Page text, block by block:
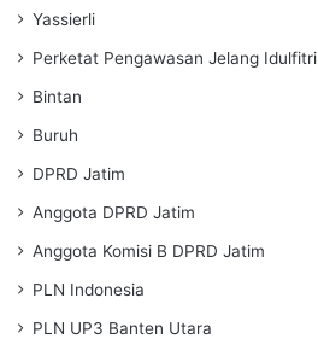
Yassierli
Perketat Pengawasan Jelang Idulfitri
Bintan
Buruh
DPRD Jatim
Anggota DPRD Jatim
Anggota Komisi B DPRD Jatim
PLN Indonesia
PLN UP3 Banten Utara